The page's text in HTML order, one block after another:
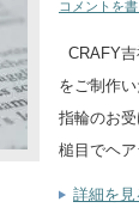
コメントを書
CRAFY
をご制作
指輪のお
槌目でヘ
詳細を見